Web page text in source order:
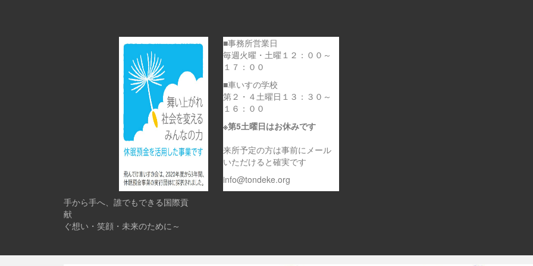
■事務所営業日
毎週火曜・土曜１２：００～
１７：００
■車いすの学校
第２・４土曜日１３：３０～
１６：００
※第5土曜日はお休みです
来所予定の方は事前にメール
いただけると確実です
info@tondeke.org
手から手へ、誰でもできる国際貢
献 ～車いす
ぐ想い・笑顔・未来のために～